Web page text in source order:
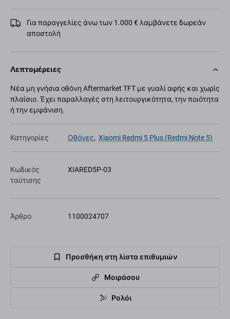
Για παραγγελίες άνω των 1.000 € λαμβάνετε δωρεάν
αποστολή
Λεπτομέρειες
Νέα μη γνήσια οθόνη Aftermarket TFT με γυαλί αφής και χωρίς
πλαίσιο. Έχει παραλλαγές στη λειτουργικότητα, την ποιότητα
ή την εμφάνιση.
Κατηγορίες Οθόνες, Xiaomi Redmi 5 Plus (Redmi Note 5)
Κωδικός
ταύτισης
XIARED5P-03
Άρθρο 1100024707
Προσθήκη στη λίστα επιθυμιών
Μοιράσου
Ρολόι